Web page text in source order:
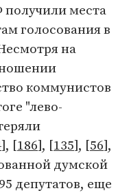
места
голосования в
на
коммунистов
"лево-
], [186], [135], [56],
думской
депутатов, еще